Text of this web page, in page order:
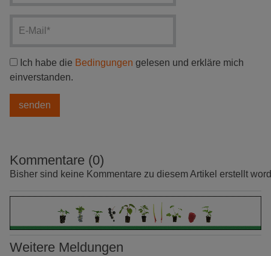
Ich habe die Bedingungen gelesen und erkläre mich
einverstanden.
Kommentare (0)
Bisher sind keine Kommentare zu diesem Artikel erstellt
Weitere Meldungen